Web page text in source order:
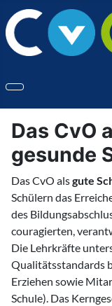
Das CvO
gesunde
Das CvO alsgute
Schülern das
des
couragierten,
Die Lehrkräfte
Qualitätsstandards
Erziehen sowie
Schule). Das